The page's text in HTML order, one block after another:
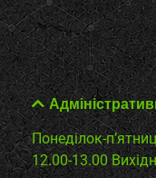
Понеділок-
12.00-13.00